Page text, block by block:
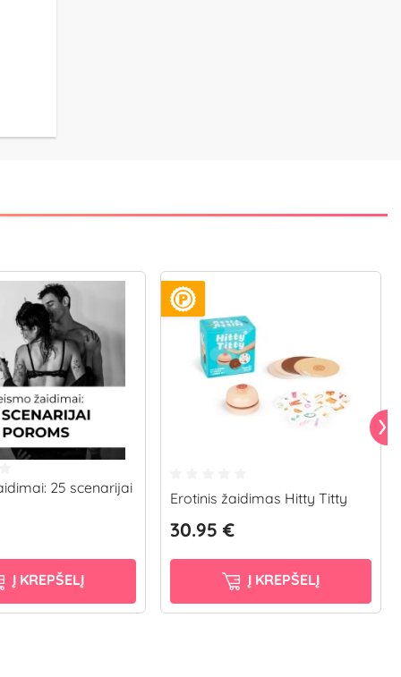
25 scenarijai
Į KREPŠELĮ
Erotinis žaidimas Hitty Titty
30.95 €
Į KREPŠELĮ